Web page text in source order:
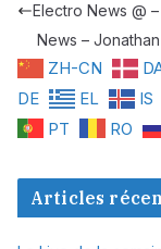
Electro News @
News –
ZH-CN
DE
EL IS
PT
RO
Articles